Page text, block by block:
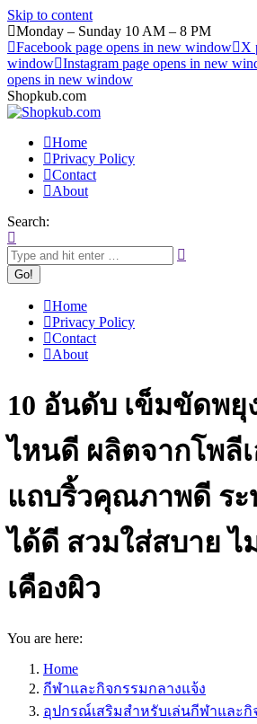
Skip to content
Monday – Sunday 10 AM – 8 PM
Facebook page opens in new window
X
window Instagram page opens in new
opens in new window
Shopkub.com
Home
Privacy Policy
Contact
About
Search:
Home
Privacy Policy
Contact
About
10 อันดับ เข็มขัดพยุ
ไหนดี ผลิตจากโพลี
แถบริ้วคุณภาพดี ระ
ได้ดี สวมใส่สบาย ไ
เคืองผิว
You are here:
Home
กีฬาและกิจกรรมกลางแจ้ง
อุปกรณ์เสริมสำหรับเล่นกีฬาและกิ